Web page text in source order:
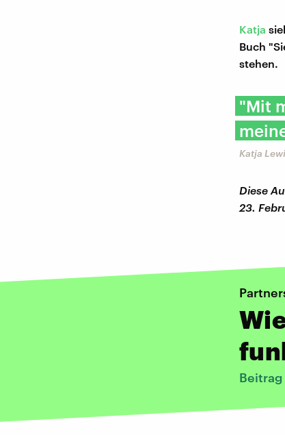
Katja
Buch
stehen.
"Mit
Katja
Diese
23.
Beitrag